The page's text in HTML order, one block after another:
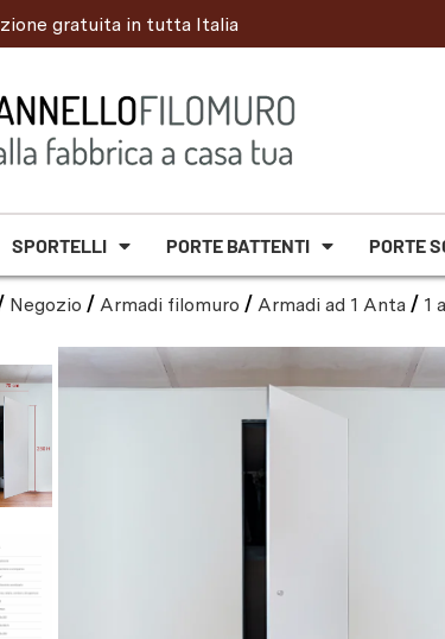
gratuita in tutta Italia
SPORTELLI PORTE BATTENTI PORTE
Negozio / Armadi filomuro / Armadi ad 1 Anta / 1